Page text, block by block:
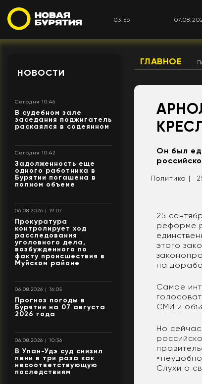
03:56
НОВОСТИ
Сегодня 10:46
В судебном зале
заседания поджигатель
раскаялся в содеянном
Сегодня 10:42
Задолженность еще
одного работника в
Бурятии погашена в
полном объеме
06.08.2026 | 19:07
Прокуратура
контролирует ход
расследования
уголовного дела,
возбужденного по
факту происшествия в
Муйском районе
06.08.2026 | 16:05
Прогноз погоды в
Бурятии на 07 августа
2026 года
06.08.2026 | 10:36
В Улан-Удэ суд снизил
пени в три раза как
несоответствующую
последствиям
ГЛАВНОЕ
Он был
Политика |
25
реформе
этого
на
Самое
СМИ и
Но
Слухи о